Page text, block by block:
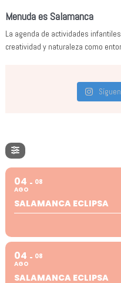
Menuda es Salamanca
La agenda de actividades
creatividad y naturaleza como
04
AGO
08
SALAMANCA ECLIPSA
04
AGO
08
SALAMANCA ECLIPSA